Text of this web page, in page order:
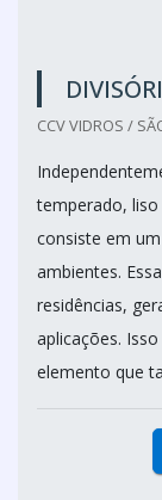
CCV VIDROS /
temperado,
consiste em
ambientes.
residências,
aplicações.
elemento que